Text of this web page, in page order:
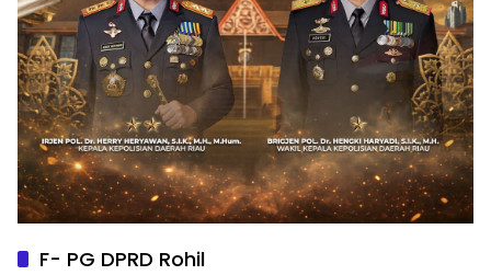
F- PG DPRD Rohil